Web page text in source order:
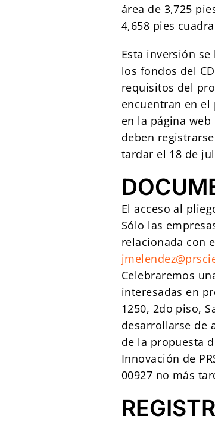
área de 3,725
4,658 pies
Esta inversión
los fondos del
requisitos del
encuentran en el
en la página web
deben
tardar el 18 de
El acceso al
Sólo las
relacionada con
Celebraremos
interesadas en
1250, 2do piso,
desarrollarse de
de la propuesta
Innovación de
00927 no más